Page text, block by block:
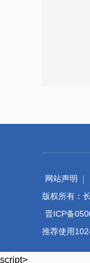
网站声明
版权所有：
晋ICP备
推荐使用
script>